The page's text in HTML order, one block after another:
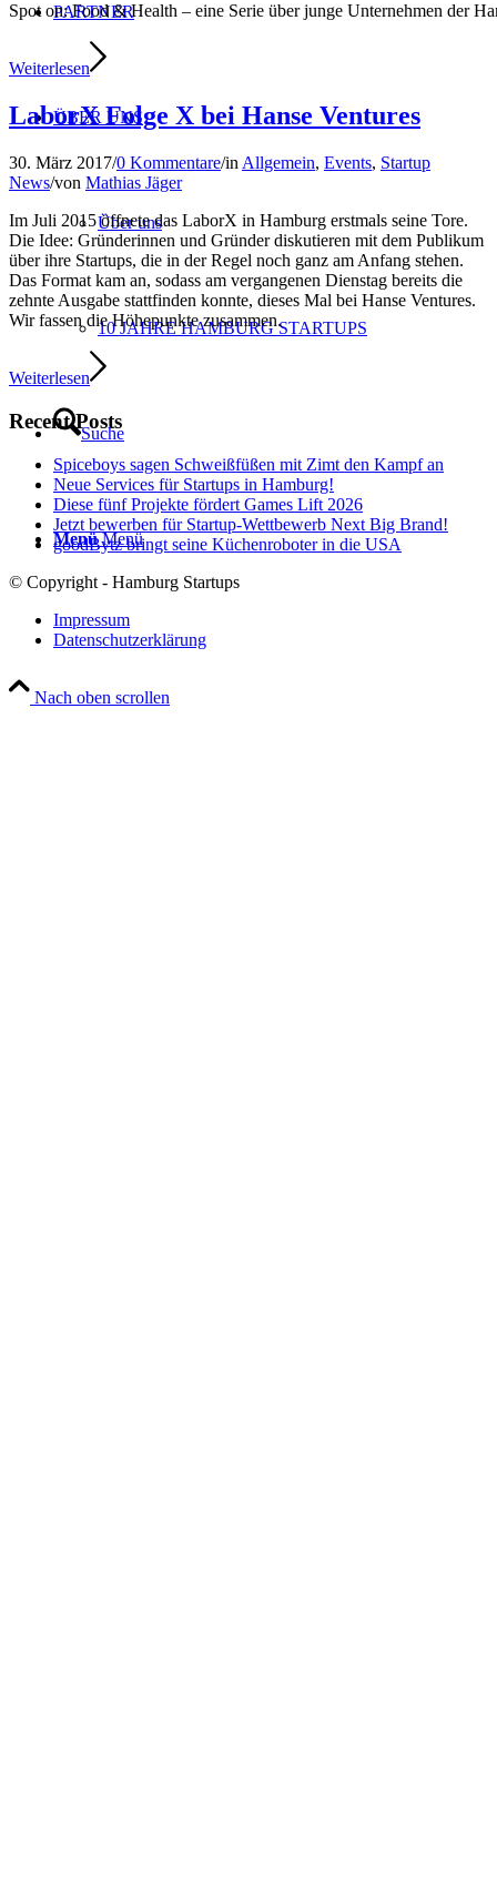
PARTNER
ÜBER UNS
Über uns
10 JAHRE HAMBURG STARTUPS
Suche
Menü Menü
Spot on: Food & Health – eine Serie über junge Unternehmen der
Weiterlesen
LaborX Folge X bei Hanse Ventures
30. März 2017/0 Kommentare/in Allgemein, Events, Startup
News/von Mathias Jäger
Im Juli 2015 öffnete das LaborX in Hamburg erstmals seine Tore.
Die Idee: Gründerinnen und Gründer diskutieren mit dem Publikum
über ihre Startups, die in der Regel noch ganz am Anfang stehen.
Das Format kam an, sodass am vergangenen Dienstag bereits die
zehnte Ausgabe stattfinden konnte, dieses Mal bei Hanse Ventures.
Wir fassen die Höhepunkte zusammen.
Weiterlesen
Recent Posts
Spiceboys sagen Schweißfüßen mit Zimt den Kampf an
Neue Services für Startups in Hamburg!
Diese fünf Projekte fördert Games Lift 2026
Jetzt bewerben für Startup-Wettbewerb Next Big Brand!
goodBytz bringt seine Küchenroboter in die USA
© Copyright - Hamburg Startups
Impressum
Datenschutzerklärung
Nach oben scrollen